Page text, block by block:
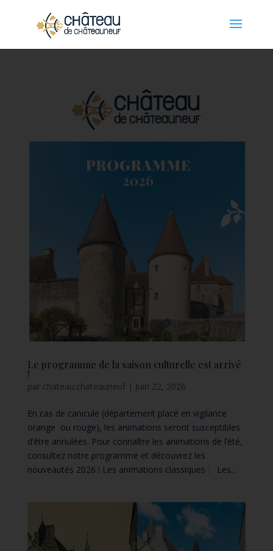
Le programme de la saison culturelle est arrivé
!
par chateau.chateauneuf| Juin 22, 2026
En cas de canicule (département placé en vigilance
orange ou rouge), les animations seront susceptibles
d’être annulées. Pour connaître les animations de l’été,
consultez notre programme et découvrez les
nouveautés 2026 ! Les animations classiques : Les...